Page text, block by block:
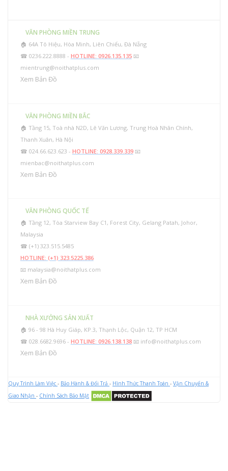
VĂN PHÒNG MIỀN TRUNG
🏠 64A Tô Hiệu, Hòa Minh, Liên Chiểu, Đà Nẵng
☎ 0236.222.8888 - HOTLINE: 0926.135.135📧
mientrung@noithatplus.com
Xem Bản Đồ
VĂN PHÒNG MIỀN BẮC
🏠 Tầng 15, Toà nhà N2D, Lê Văn Lương, Trung Hoà Nhân Chính,
Thanh Xuân, Hà Nội
☎ 024.66.623.623 - HOTLINE: 0928.339.339📧
mienbac@noithatplus.com
Xem Bản Đồ
VĂN PHÒNG QUỐC TẾ
🏠 Tầng 12, Tòa Starview Bay C1, Forest City, Gelang Patah, Johor,
Malaysia
☎ (+1) 323.515.5485
HOTLINE: (+1) 323.5225.386
📧 malaysia@noithatplus.com
Xem Bản Đồ
NHÀ XƯỞNG SẢN XUẤT
🏠 96 - 98 Hà Huy Giáp, KP.3, Thạnh Lộc, Quận 12, TP HCM
☎ 028.6682.9696 - HOTLINE: 0926.138.138📧 info@noithatplus.com
Xem Bản Đồ
Quy Trình Làm Việc - Bảo Hành & Đổi Trả - Hình Thức Thanh Toán - Vận Chuyển &
Giao Nhận - Chính Sách Bảo Mật